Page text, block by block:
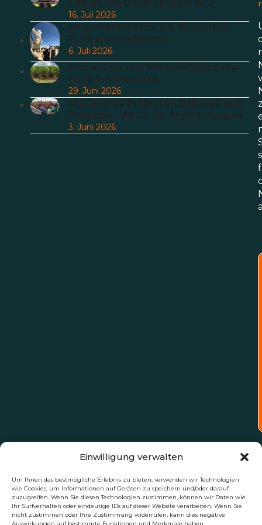
Einwilligung verwalten
Um Ihnen das bestmögliche Erlebnis zu bieten, verwenden wir Technologien
wie Cookies, um Informationen auf Geräten zu speichern und/oder darauf
zuzugreifen. Wenn Sie diesen Technologien zustimmen, können wir Daten wie
Ihr Surfverhalten oder eindeutige IDs auf dieser Website verarbeiten. Wenn Sie
nicht zustimmen oder Ihre Zustimmung widerrufen, kann dies negative
16. Juli 2026
6. Juli 2026
29. Juni 2026
3. Juni 2026
r